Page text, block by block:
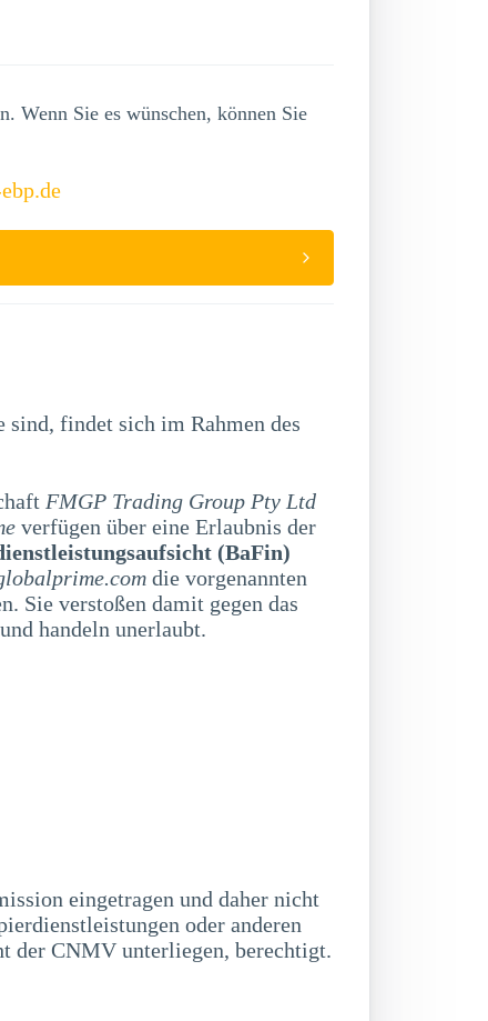
Wenn Sie es wünschen, können Sie
findet sich im Rahmen des
FMGP Trading Group Pty Ltd
verfügen über eine Erlaubnis der
(BaFin)
die vorgenannten
Sie verstoßen damit gegen das
handeln unerlaubt.
eingetragen und daher nicht
oder anderen
der CNMV unterliegen, berechtigt.